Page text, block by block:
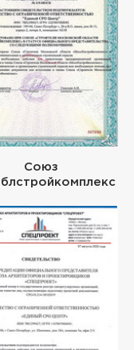
Союз